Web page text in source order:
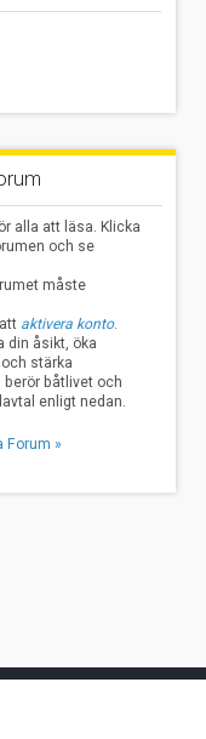
alla att läsa. Klicka
och se
måste
aktivera konto.
din åsikt, öka
stärka
båtlivet och
enligt nedan.
Forum »